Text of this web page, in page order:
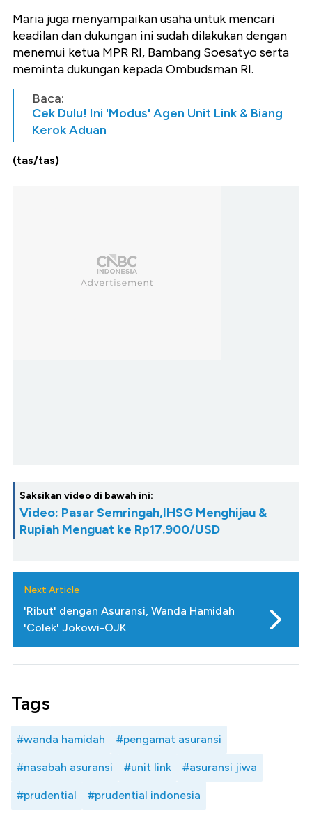
Maria juga menyampaikan usaha untuk mencari
keadilan dan dukungan ini sudah dilakukan dengan
menemui ketua MPR RI, Bambang Soesatyo serta
meminta dukungan kepada Ombudsman RI.
Baca:
Cek Dulu! Ini 'Modus' Agen Unit Link & Biang
Kerok Aduan
(tas/tas)
Saksikan video di bawah ini:
Video: Pasar Semringah,IHSG Menghijau &
Rupiah Menguat ke Rp17.900/USD
Next Article
'Ribut' dengan Asuransi, Wanda Hamidah
'Colek' Jokowi-OJK
Tags
#wanda hamidah #pengamat asuransi
#nasabah asuransi #unit link #asuransi jiwa
#prudential #prudential indonesia